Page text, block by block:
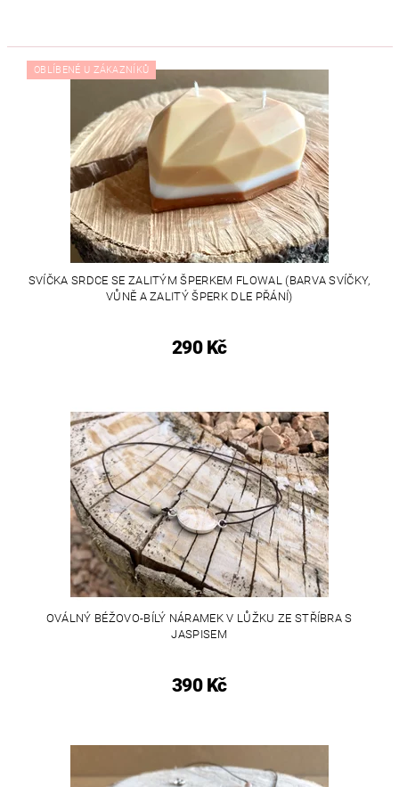
OBLÍBENÉ U ZÁKAZNÍKŮ
SVÍČKA SRDCE SE ZALITÝM ŠPERKEM FLOWAL (BARVA SVÍČKY,
VŮNĚ A ZALITÝ ŠPERK DLE PŘÁNÍ)
290 Kč
OVÁLNÝ BÉŽOVO-BÍLÝ NÁRAMEK V LŮŽKU ZE STŘÍBRA S
JASPISEM
390 Kč